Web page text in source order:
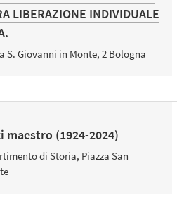
LIBERAZIONE INDIVIDUALE
S. Giovanni in Monte, 2 Bologna
maestro (1924-2024)
di Storia, Piazza San